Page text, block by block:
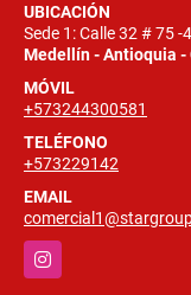
UBICACIÓN
Sede 1: Calle 32 # 75 -
Medellín - Antioquia -
MÓVIL
+573244300581
TELÉFONO
+573229142
EMAIL
Instagram